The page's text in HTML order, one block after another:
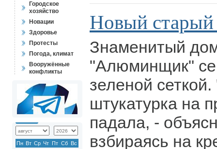
Городское
хозяйство
Новации
Здоровье
Протесты
Погода, климат
Вооружённые
конфликты
Пн Вт Ср Чт Пт Сб Вс
Новый старый
Знаменитый
"Алюминщик"
зеленой
штукатурка на
падала, -
взбираясь на